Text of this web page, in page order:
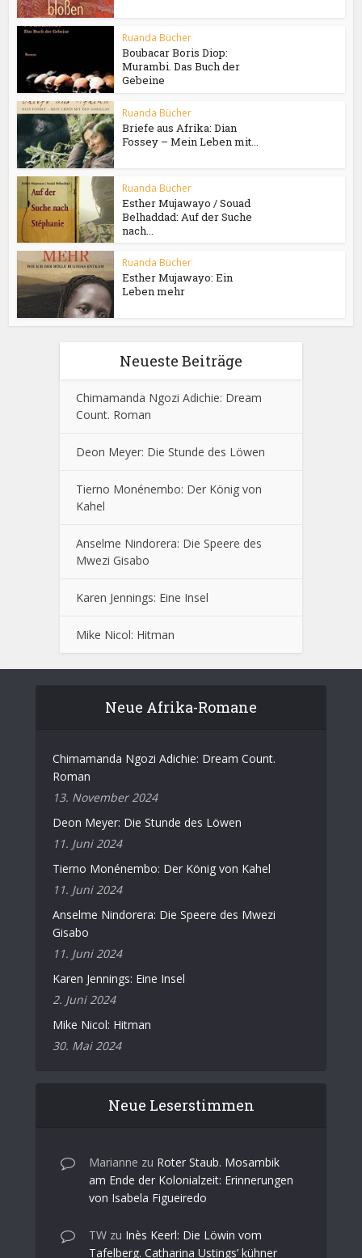
Ruanda Bücher
Boubacar Boris Diop:
Murambi. Das Buch der
Gebeine
Ruanda Bücher
Briefe aus Afrika: Dian
Fossey – Mein Leben mit...
Ruanda Bücher
Esther Mujawayo / Souad
Belhaddad: Auf der Suche
nach...
Ruanda Bücher
Esther Mujawayo: Ein
Leben mehr
Neueste Beiträge
Chimamanda Ngozi Adichie: Dream
Count. Roman
Deon Meyer: Die Stunde des Löwen
Tierno Monénembo: Der König von
Kahel
Anselme Nindorera: Die Speere des
Mwezi Gisabo
Karen Jennings: Eine Insel
Mike Nicol: Hitman
Neue Afrika-Romane
Chimamanda Ngozi Adichie: Dream Count.
Roman
13. November 2024
Deon Meyer: Die Stunde des Löwen
11. Juni 2024
Tierno Monénembo: Der König von Kahel
11. Juni 2024
Anselme Nindorera: Die Speere des Mwezi
Gisabo
11. Juni 2024
Karen Jennings: Eine Insel
2. Juni 2024
Mike Nicol: Hitman
30. Mai 2024
Neue Leserstimmen
Marianne zu Roter Staub. Mosambik
am Ende der Kolonialzeit: Erinnerungen
von Isabela Figueiredo
TW zu Inès Keerl: Die Löwin vom
Tafelberg. Catharina Ustings’ kühner